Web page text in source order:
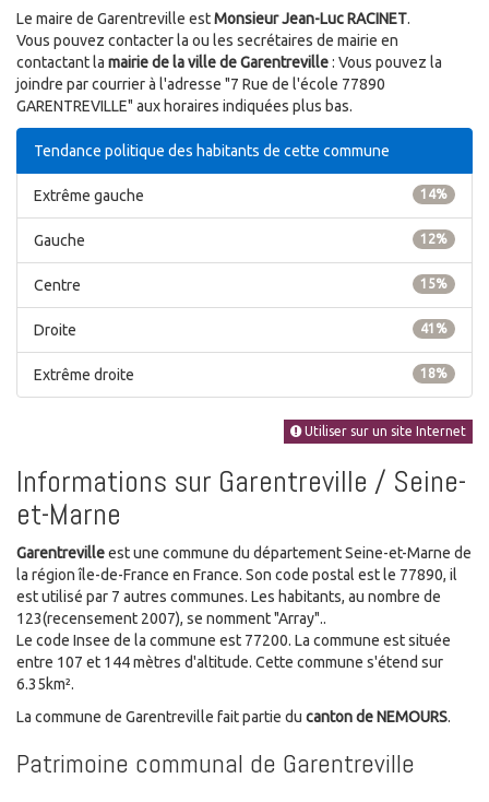
Le maire de Garentreville estMonsieur Jean-Luc RACINET.
Vous pouvez contacter la ou les secrétaires de mairie en
contactant la mairie de la ville de Garentreville: Vous pouvez la
joindre par courrier à l'adresse "7 Rue de l'école 77890
GARENTREVILLE" aux horaires indiquées plus bas.
Tendance politique des habitants de cette commune
14%
Extrême gauche
12%
Gauche
15%
Centre
41%
Droite
18%
Extrême droite
Utiliser sur un site Internet
Informations sur Garentreville / Seine-
et-Marne
Garentrevilleest une commune du département Seine-et-Marne de
la région île-de-France en France. Son code postal est le 77890, il
est utilisé par 7 autres communes. Les habitants, au nombre de
123(recensement 2007), se nomment "Array"..
Le code Insee de la commune est 77200. La commune est située
entre 107 et 144 mètres d'altitude. Cette commune s'étend sur
6.35km².
La commune de Garentreville fait partie du canton de NEMOURS.
Patrimoine communal de Garentreville